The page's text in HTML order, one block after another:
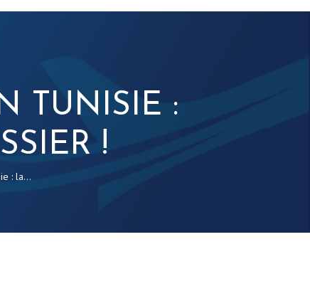
TUNISIE :
!
: la...